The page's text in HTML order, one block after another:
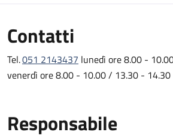
Contatti
Tel.051 2143437 lunedì ore 8.00 -
venerdì ore 8.00 - 10.00 / 13.30 - 14.30
Responsabile